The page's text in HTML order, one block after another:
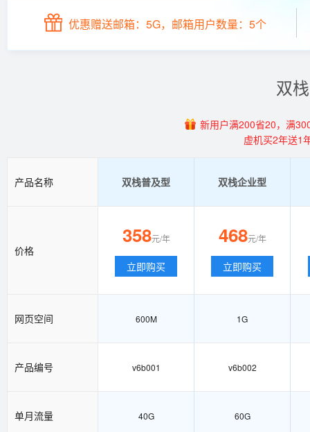
优惠赠送邮箱：5G，邮箱用户数量：5个
双
新用户满200省20，满
虚机买2年送1
产品名称 双栈普及型 双栈企业型
价格
358元/年
立即购买
468元/年
立即购买
网页空间 600M 1G
产品编号 v6b001 v6b002
单月流量 40G 60G